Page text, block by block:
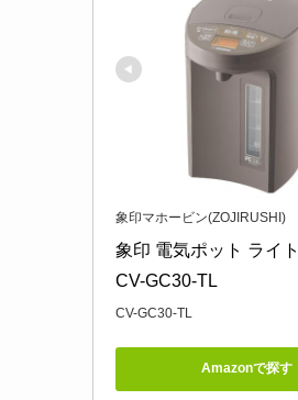
象印マホービン(ZOJIRUSHI)
象印 電気ポット ライ
CV-GC30-TL
CV-GC30-TL
Amazonで探す